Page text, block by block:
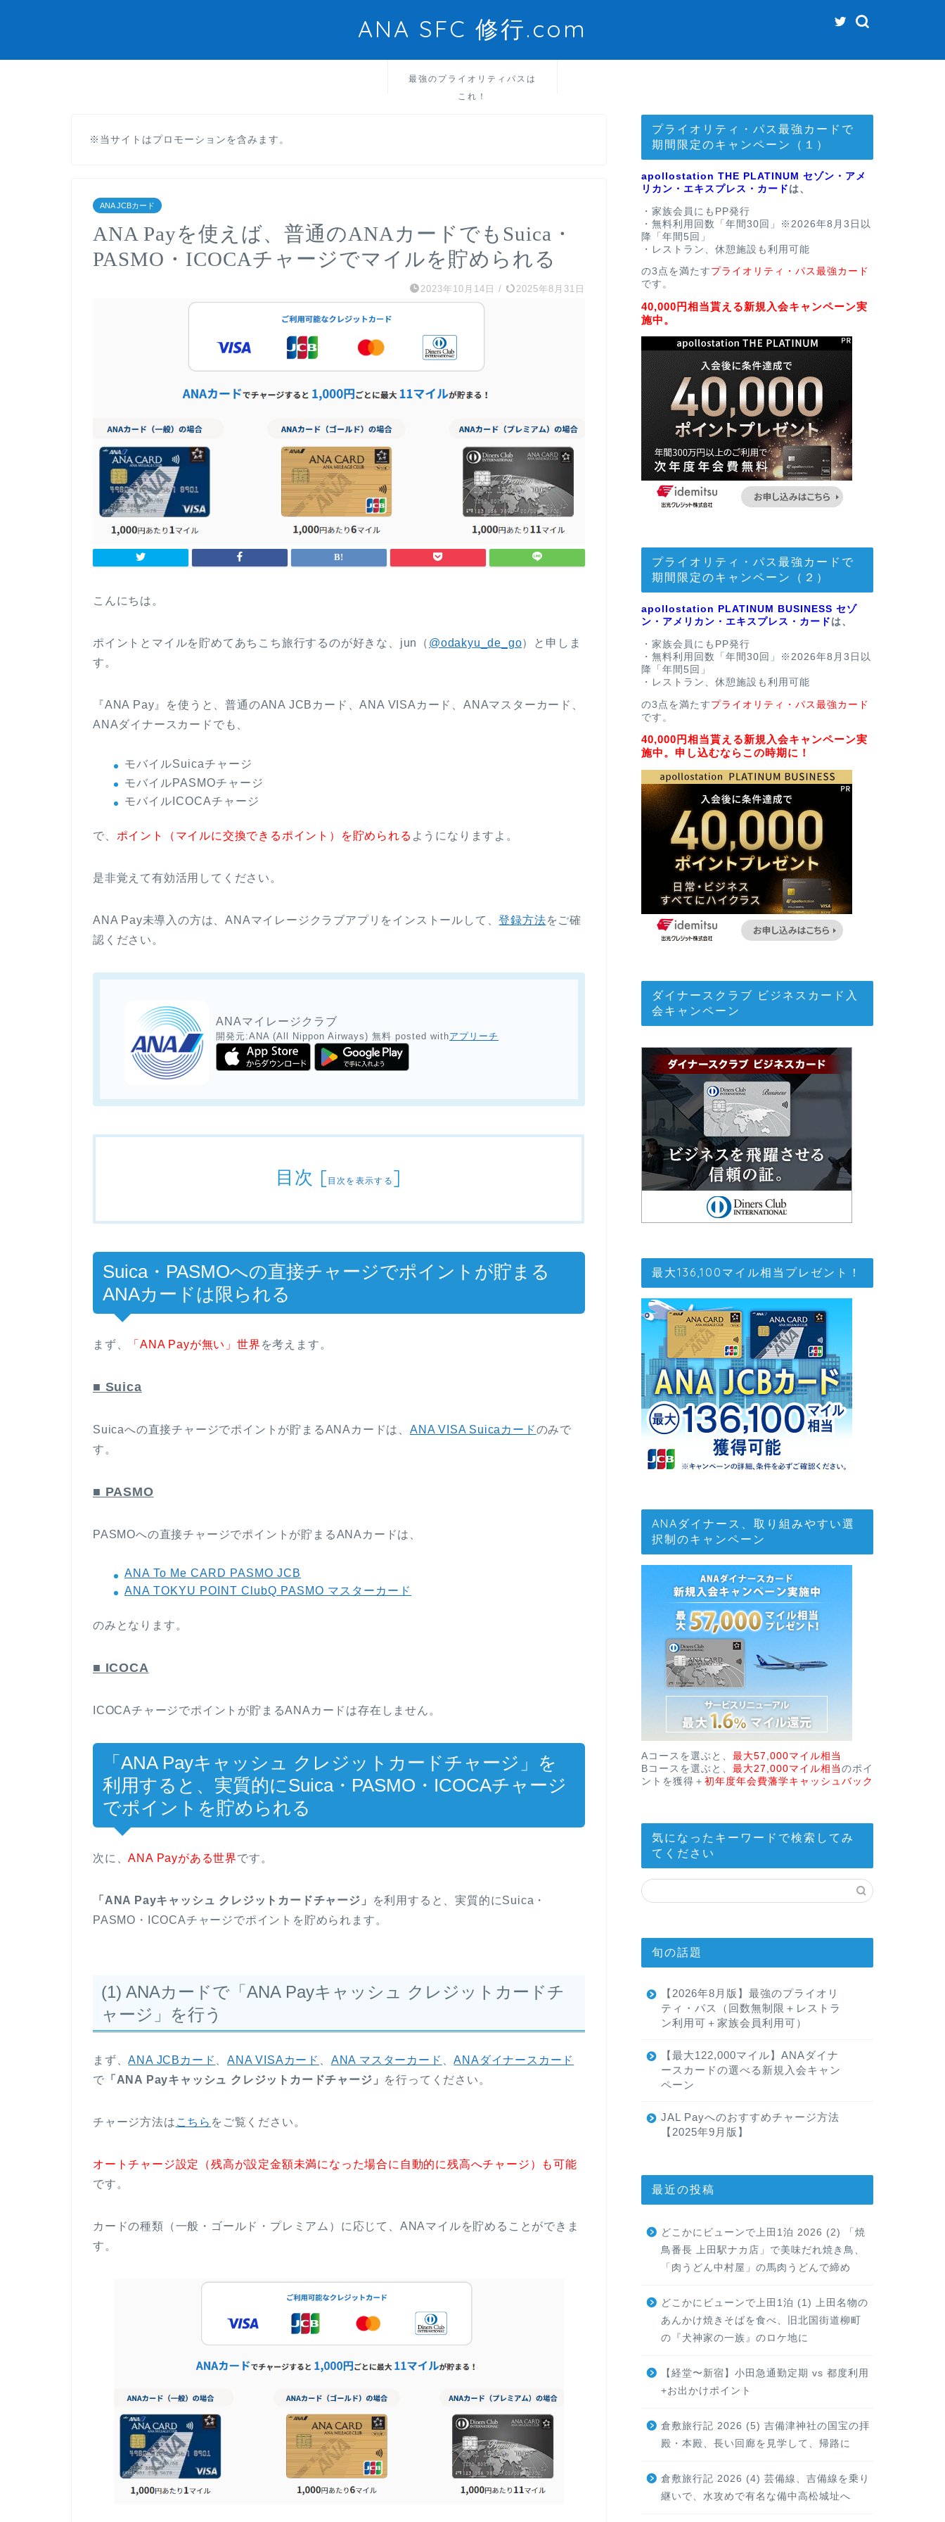
ANA SFC 修行.com
最強のプライオリティパスは
これ！
※当サイトはプロモーションを含みます。
ANA JCBカード
ANA Payを使えば、普通のANAカードでもSuica・
PASMO・ICOCAチャージでマイルを貯められる
2023年10月14日 / 2025年8月31日
こんにちは。
ポイントとマイルを貯めてあちこち旅行するのが好きな、jun（ @odakyu_de_go）と申しま
す。
『ANA Pay』を使うと、普通のANA JCBカード、ANA VISAカード、ANAマスターカード、
ANAダイナースカードでも、
モバイルSuicaチャージ
モバイルPASMOチャージ
モバイルICOCAチャージ
で、 ポイント（マイルに交換できるポイント）を貯められる ようになりますよ。
是非覚えて有効活用してください。
ANA Pay未導入の方は、ANAマイレージクラブアプリをインストールして、登録方法をご確
認ください。
ANAマイレージクラブ
開発元:ANA (All Nippon Airways) 無料 posted withアプリーチ
目次 [目次を表示する ]
Suica・PASMOへの直接チャージでポイントが貯まる
ANAカードは限られる
まず、 「ANA Payが無い」世界 を考えます。
■ Suica
Suicaへの直接チャージでポイントが貯まるANAカードは、 ANA VISA Suicaカードのみで
す。
■ PASMO
PASMOへの直接チャージでポイントが貯まるANAカードは、
ANA To Me CARD PASMO JCB
ANA TOKYU POINT ClubQ PASMO マスターカード
のみとなります。
■ ICOCA
ICOCAチャージでポイントが貯まるANAカードは存在しません。
「ANA Payキャッシュ クレジットカードチャージ」を
利用すると、実質的にSuica・PASMO・ICOCAチャージ
でポイントを貯められる
次に、ANA Payがある世界です。
「ANA Payキャッシュ クレジットカードチャージ」
を利用すると、実質的にSuica・
PASMO・ICOCAチャージでポイントを貯められます。
(1) ANAカードで「ANA Payキャッシュ クレジットカードチ
ャージ」を行う
まず、ANA JCBカード 、ANA VISAカード ANA マスターカード 、ANAダイナースカード
で 「ANA Payキャッシュ クレジットカードチャージ」 を行ってください。
チャージ方法は こちら をご覧ください。
オートチャージ設定（残高が設定金額未満になった場合に自動的に残高へチャージ）も可能
です。
カードの種類（一般・ゴールド・プレミアム）に応じて、ANAマイルを貯めることができま
す。
プライオリティ・パス最強カードで
期間限定のキャンペーン（１）
apollostation THE PLATINUM セゾン・アメ
リカン・エキスプレス・カード は、
・家族会員にもPP発行
・無料利用回数「年間30回」※2026年8月3日以
降「年間5回」
・レストラン、休憩施設も利用可能
の3点を満たす プライオリティ・パス最強カード
です。
40,000円相当貰える新規入会キャンペーン実
施中。
プライオリティ・パス最強カードで
期間限定のキャンペーン（２）
apollostation PLATINUM BUSINESS セゾ
ン・アメリカン・エキスプレス・カード は、
・家族会員にもPP発行
・無料利用回数「年間30回」※2026年8月3日以
降「年間5回」
・レストラン、休憩施設も利用可能
の3点を満たす プライオリティ・パス最強カード
です。
40,000円相当貰える新規入会キャンペーン実
施中。申し込むならこの時期に！
ダイナースクラブ ビジネスカード入
会キャンペーン
最大136,100マイル相当プレゼント！
ANAダイナース、取り組みやすい選
択制のキャンペーン
Aコースを選ぶと、 最大57,000マイル相当
Bコースを選ぶと、 最大27,000マイル相当 のポイ
ントを獲得＋ 初年度年会費藩学キャッシュバック
気になったキーワードで検索してみ
てください
旬の話題
【2026年8月版】最強のプライオリ
ティ・パス（回数無制限＋レストラ
ン利用可＋家族会員利用可）
【最大122,000マイル】ANAダイナ
ースカードの選べる新規入会キャン
ペーン
JAL Payへのおすすめチャージ方法
【2025年9月版】
最近の投稿
どこかにビューンで上田1泊 2026 (2) 「焼
鳥番長 上田駅ナカ店」で美味だれ焼き鳥、
「肉うどん中村屋」の馬肉うどんで締め
どこかにビューンで上田1泊 (1) 上田名物の
あんかけ焼きそばを食べ、旧北国街道柳町
の『犬神家の一族』のロケ地に
【経堂〜新宿】小田急通勤定期 vs 都度利用
+お出かけポイント
倉敷旅行記 2026 (5) 吉備津神社の国宝の拝
殿・本殿、長い回廊を見学して、帰路に
倉敷旅行記 2026 (4) 芸備線、吉備線を乗り
継いで、水攻めで有名な備中高松城址へ